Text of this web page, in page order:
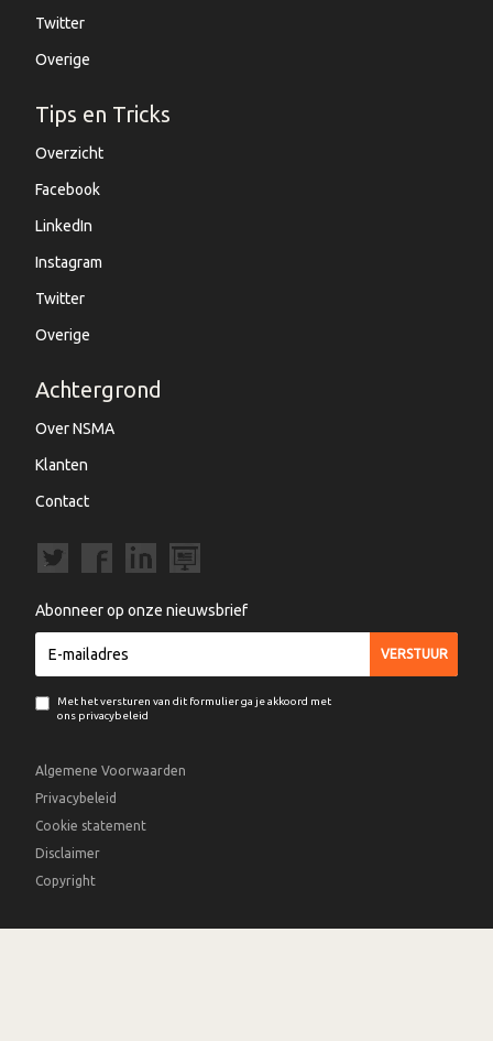
Twitter
Overige
Tips en Tricks
Overzicht
Facebook
LinkedIn
Instagram
Twitter
Overige
Achtergrond
Over NSMA
Klanten
Contact
Abonneer op onze nieuwsbrief
Met het versturen van dit formulier ga je akkoord met
ons privacybeleid
Algemene Voorwaarden
Privacybeleid
Cookie statement
Disclaimer
Copyright